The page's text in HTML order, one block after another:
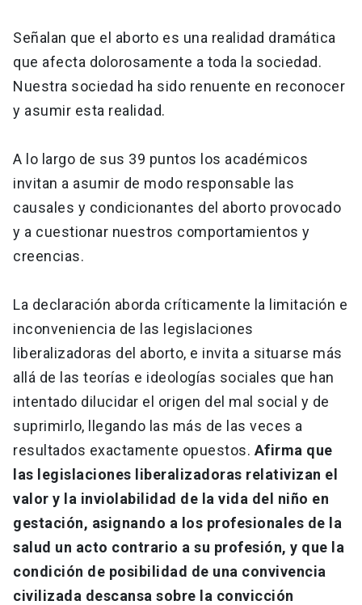
Señalan que el aborto es una realidad dramática
que afecta dolorosamente a toda la sociedad.
Nuestra sociedad ha sido renuente en reconocer
y asumir esta realidad.
A lo largo de sus 39 puntos los académicos
invitan a asumir de modo responsable las
causales y condicionantes del aborto provocado
y a cuestionar nuestros comportamientos y
creencias.
La declaración aborda críticamente la limitación e
inconveniencia de las legislaciones
liberalizadoras del aborto, e invita a situarse más
allá de las teorías e ideologías sociales que han
intentado dilucidar el origen del mal social y de
suprimirlo, llegando las más de las veces a
resultados exactamente opuestos. Afirma que
las legislaciones liberalizadoras relativizan el
valor y la inviolabilidad de la vida del niño en
gestación, asignando a los profesionales de la
salud un acto contrario a su profesión, y que la
condición de posibilidad de una convivencia
civilizada descansa sobre la convicción